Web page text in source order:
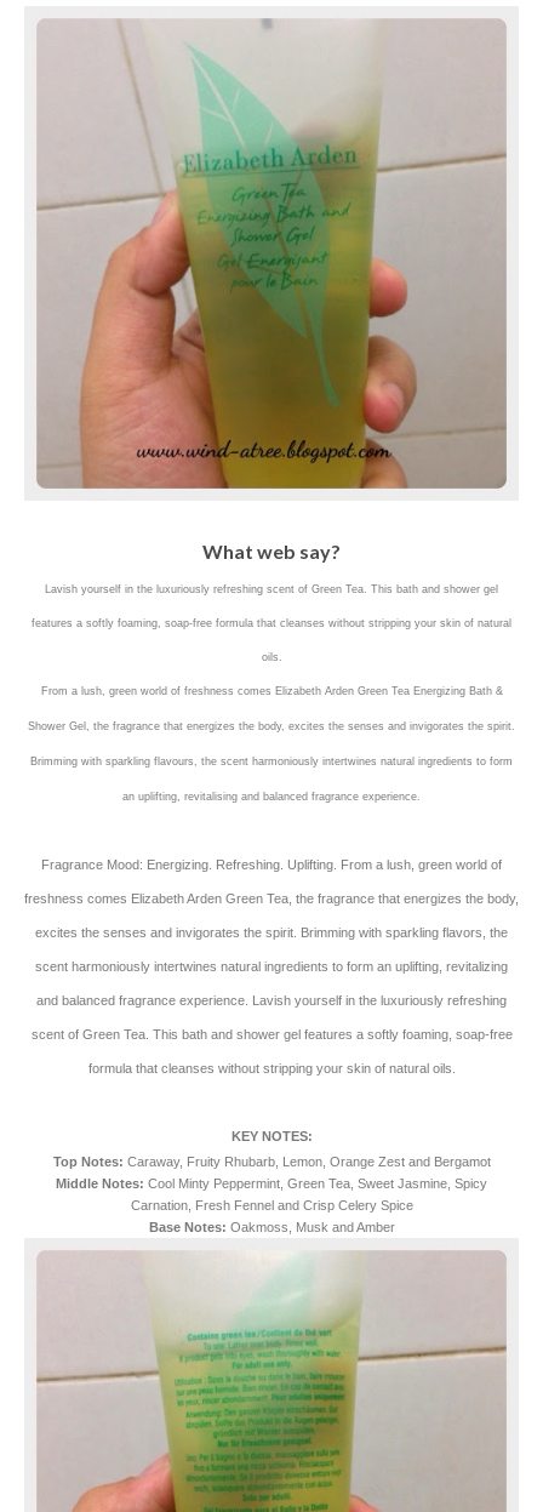
What web say?
Lavish yourself in the luxuriously refreshing scent of Green Tea. This bath and shower gel
features a softly foaming, soap-free formula that cleanses without stripping your skin of natural
oils.
From a lush, green world of freshness comes Elizabeth Arden Green Tea Energizing Bath &
Shower Gel, the fragrance that energizes the body, excites the senses and invigorates the spirit.
Brimming with sparkling flavours, the scent harmoniously intertwines natural ingredients to form
an uplifting, revitalising and balanced fragrance experience.
Fragrance Mood: Energizing. Refreshing. Uplifting. From a lush, green world of
freshness comes Elizabeth Arden Green Tea, the fragrance that energizes the body,
excites the senses and invigorates the spirit. Brimming with sparkling flavors, the
scent harmoniously intertwines natural ingredients to form an uplifting, revitalizing
and balanced fragrance experience. Lavish yourself in the luxuriously refreshing
scent of Green Tea. This bath and shower gel features a softly foaming, soap-free
formula that cleanses without stripping your skin of natural oils.
KEY NOTES:
Top Notes: Caraway, Fruity Rhubarb, Lemon, Orange Zest and Bergamot
Middle Notes: Cool Minty Peppermint, Green Tea, Sweet Jasmine, Spicy
Carnation, Fresh Fennel and Crisp Celery Spice
Base Notes: Oakmoss, Musk and Amber